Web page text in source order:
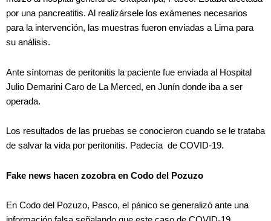
por una pancreatitis. Al realizársele los exámenes necesarios
para la intervención, las muestras fueron enviadas a Lima para
su análisis.
Ante síntomas de peritonitis la paciente fue enviada al Hospital
Julio Demarini Caro de La Merced, en Junín donde iba a ser
operada.
Los resultados de las pruebas se conocieron cuando se le trataba
de salvar la vida por peritonitis. Padecía de COVID-19.
Fake news hacen zozobra en Codo del Pozuzo
En Codo del Pozuzo, Pasco, el pánico se generalizó ante una